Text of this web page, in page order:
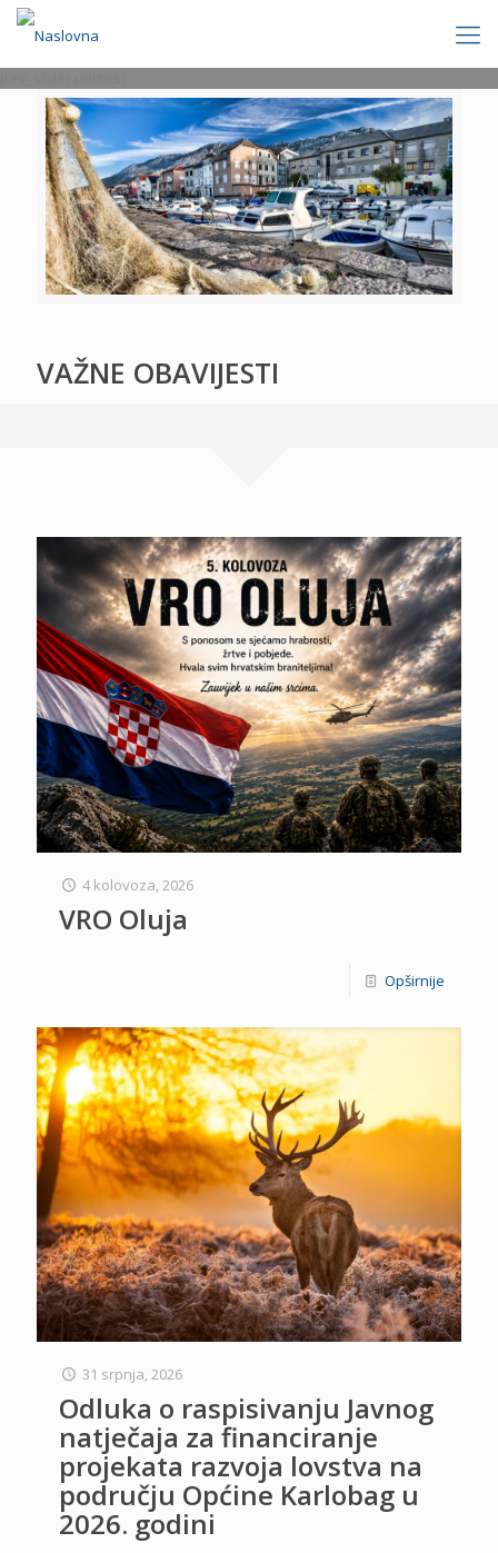
VAŽNE OBAVIJESTI
4 kolovoza, 2026
VRO Oluja
Opširnije
31 srpnja, 2026
Odluka o raspisivanju Javnog
natječaja za financiranje
projekata razvoja lovstva na
području Općine Karlobag u
2026. godini